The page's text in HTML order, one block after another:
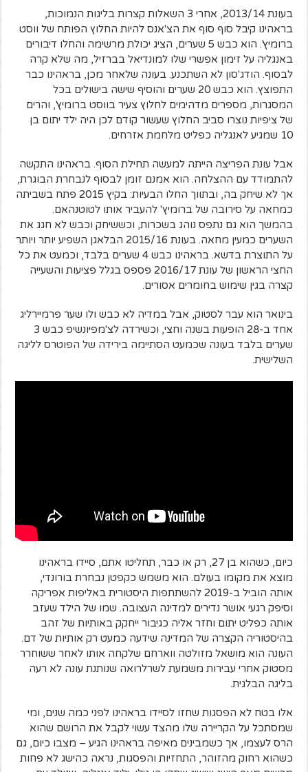
בעונת 2013/14, אחרי 3 השאלות קצרות בליגות הנמוכות,
בראהינו קיבל סוף סוף את הצ'אנס להיות החלוץ הפותח של ווסט
ברומיץ'. הוא כבש 5 שערים, הציג יכולת מרשימה והחלו דיבורים
באנגליה על זימון אפשרי שלו למונדיאל בברזיל, מה שלא קרה
לבסוף. הודג'סון לא השתכנע. בעונה שלאחר מכן, בראהינו כבר
התפוצץ. הוא כבש 20 שערים והוסיף שישה בישולים בכל
המסגרות, מספרים מדהימים לחלוץ צעיר בווסט ברומיץ', והרים
של ציפיות נוצרו סביב החלוץ שעשור קודם לכן היה ילד יתום בן
10 שמגיע לאנגליה כפליט מלחמת אזרחים.
אבל עונת הפריצה הייתה למעשה תחילת הסוף. בראהינו התקשה
להתמודד עם ההצלחה. הוא אמנם זומן לבסוף לנבחרת הבוגרת,
אך לא שיחק בה, ובתווך החלו הבעיות: בקיץ 2015 פתח בשביתה
כמחאה על סירובה של ברומיץ' להעביר אותו לטוטנהאם.
בהמשך הוא גם נתפס נוהג בשכרות, וכששיחק וכבש לא חגג את
השערים כמעין מחאה. בעונת 2015/16 הבלאגן השפיע יותר ויותר
על התוצרת בדשא. בראהינו כבש 4 שערים בלבד, וכמעט את כל
החצי הראשון של עונת 2016/17 פספס בגלל פציעות והשעייה
קצרה בגין שימוש בחומרים אסורים.
בינואר הוא עבר לסטוק, אבל במדיה לא כבש ולו שער פרמיירליג
אחד ב-28 הופעות בשנה וחצי, וכשירדה לצ'מפיונשיפ כבש 3
שערים בלבד בעונה שכמעט הסתיימה בירידה של הפוטרס לליגה
השלישית.
כיום, כשהוא בן 27, רק או כבר, תחליטו אתם, סיידו בראהינו
מוצא את מקומו בעולם. הוא משמש כקפטן נבחרת בורונדי,
אותה הוביל ב-2019 להשתתפות היסטורית באליפות אפריקה
וסיפק רגעי אושר נדירים למדינה העצובה. שמו של הילד שעזב
אותה כפליט יתום וחזר אליה כגיבור ייחקק באותיות של זהב
בהיסטוריה הקצרה של המדינה שידעה כמעט רק אותיות של דם.
העונה הוא מושאל מזולטה ווארחם שלקחה אותו לאחר ששוחרר
מסטוק אחרי עבירות משמעת לשרלרואה שנותנת עונה לא רעה
בליגה הבלגית.
אלו בטח לא הפסגות שחזו לסיידו בראהינו לפני כמה שנים, ומי
שמסתכל על הקריירה שלו מהצד עשוי לקבל את הרושם שהוא
הרס לעצמו, אך כשמבינים מאיפה בראהינו הגיע – מצבו כיום, גם
כשהוא רחוק מהזוהר, התחזיות והפסגות, נראה כהישג לא פחות